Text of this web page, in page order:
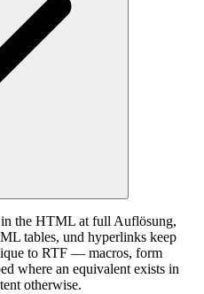
in the HTML at full Auflösung,
tables, und hyperlinks keep
to RTF — macros, form
where an equivalent exists in
otherwise.